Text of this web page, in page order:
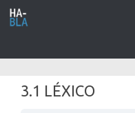
Saltar al contenido
3.1 LÉXICO